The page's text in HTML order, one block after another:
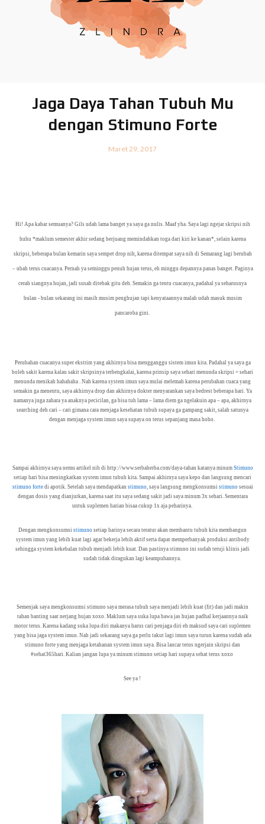
Jaga Daya Tahan Tubuh Mu
dengan Stimuno Forte
Maret 29, 2017
Hi! Apa kabar semuanya? Gils udah lama banget ya saya ga nulis. Maaf yha. Saya lagi ngejar skripsi nih
huhu *maklum semester akhir sedang berjuang memindahkan toga dari kiri ke kanan*, selain karena
skripsi, beberapa bulan kemarin saya sempet drop nih, karena ditempat saya nih di Semarang lagi berubah
– ubah terus cuacanya. Pernah ya seminggu penuh hujan terus, eh minggu depannya panas banget. Paginya
cerah siangnya hujan, jadi susah ditebak gitu deh. Semakin ga tentu cuacanya, padahal ya seharusnya
bulan - bulan sekarang ini masih musim penghujan tapi kenyataannya malah udah masuk musim
pancaroba gini.
Perubahan cuacanya super ekstrim yang akhirnya bisa mengganggu sistem imun kita. Padahal ya saya ga
boleh sakit karena kalau sakit skripsinya terbengkalai, karena prinsip saya sehari menunda skripsi = sehari
menunda menikah hahahaha . Nah karena system imun saya mulai melemah karena perubahan cuaca yang
semakin ga menentu, saya akhirnya drop dan akhirnya dokter menyarankan saya bedrest beberapa hari. Ya
namanya juga zahara ya anaknya pecicilan, ga bisa tuh lama – lama diem ga ngelakuin apa – apa, akhirnya
searching deh cari – cari gimana cara menjaga kesehatan tubuh supaya ga gampang sakit, salah satunya
dengan menjaga system imun saya supaya on terus sepanjang masa hoho.
Sampai akhirnya saya nemu artikel nih di http://www.serbaherba.com/daya-tahan katanya minum Stimuno
setiap hari bisa meningkatkan system imun tubuh kita. Sampai akhirnya saya kepo dan langsung mencari
stimuno fortedi apotik. Setelah saya mendapatkan stimuno, saya langsung mengkonsumsi stimunosesuai
dengan dosis yang dianjurkan, karena saat itu saya sedang sakit jadi saya minum 3x sehari. Sementara
untuk suplemen harian bisaa cukup 1x aja peharinya.
Dengan mengkonsumsi stimuno setiap harinya secara teratur akan membantu tubuh kita membangun
system imun yang lebih kuat lagi agar bekerja lebih aktif serta dapat memperbanyak produksi antibody
sehingga system kekebalan tubuh menjadi lebih kuat. Dan pastinya stimuno ini sudah teruji klinis jadi
sudah tidak diragukan lagi keampuhannya.
Semenjak saya mengkonsumsi stimuno saya merasa tubuh saya menjadi lebih kuat (fit) dan jadi makin
tahan banting saat nerjang hujan xoxo. Maklum saya suka lupa bawa jas hujan padhal kerjaannya naik
motor terus. Karena kadang suka lupa diri makanya harus cari penjaga diri eh maksud saya cari suplemen
yang bisa jaga system imun. Nah jadi sekarang saya ga perlu takut lagi imun saya turun karena sudah ada
stimuno forte yang menjaga ketahanan system imun saya. Bisa lancar terus ngerjain skripsi dan
#sehat365hari. Kalian jangan lupa ya minum stimuno setiap hari supaya sehat terus xoxo
See ya !